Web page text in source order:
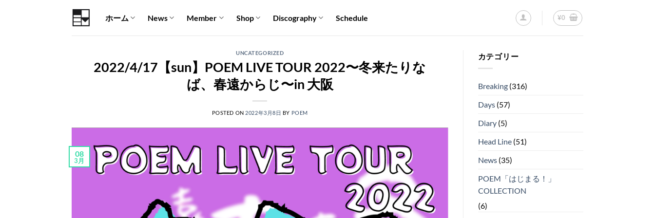
ホーム News Member Shop Discography Schedule ¥0
UNCATEGORIZED
2022/4/17【sun】POEM LIVE TOUR 2022〜冬来たりな
ば、春遠からじ〜in 大阪
POSTED ON 2022年3月8日 BY POEM
08
3月
カテゴリー
Breaking(316)
Days(57)
Diary(5)
Head Line(51)
News(35)
POEM「はじまる！」
COLLECTION
(6)